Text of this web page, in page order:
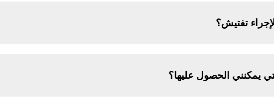
تفتيش؟
يمكنني الحصول عليها؟